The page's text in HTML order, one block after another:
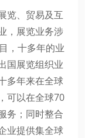
览、贸易及互
，展览业务涉
，十多年的业
国展览组织业
多年来在全球
可以在全球70
务；同时整合
业提供集全球